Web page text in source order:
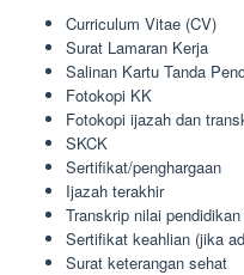
Curriculum Vitae (CV)
Surat Lamaran Kerja
Salinan Kartu Tanda
Fotokopi KK
Fotokopi ijazah dan
SKCK
Sertifikat/penghargaan
Ijazah terakhir
Transkrip nilai
Sertifikat keahlian (jika
Surat keterangan sehat